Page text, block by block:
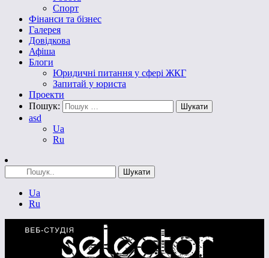
Спорт
Фінанси та бізнес
Галерея
Довідкова
Афіша
Блоги
Юридичні питання у сфері ЖКГ
Запитай у юриста
Проекти
Пошук:
asd
Ua
Ru
Ua
Ru